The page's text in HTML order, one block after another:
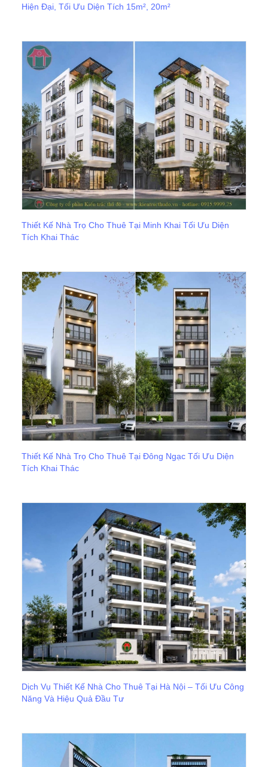
Hiện Đại, Tối Ưu Diện Tích 15m², 20m²
Thiết Kế Nhà Trọ Cho Thuê Tại Minh Khai Tối Ưu Diện
Tích Khai Thác
Thiết Kế Nhà Trọ Cho Thuê Tại Đông Ngạc Tối Ưu Diện
Tích Khai Thác
Dịch Vụ Thiết Kế Nhà Cho Thuê Tại Hà Nội – Tối Ưu Công
Năng Và Hiệu Quả Đầu Tư